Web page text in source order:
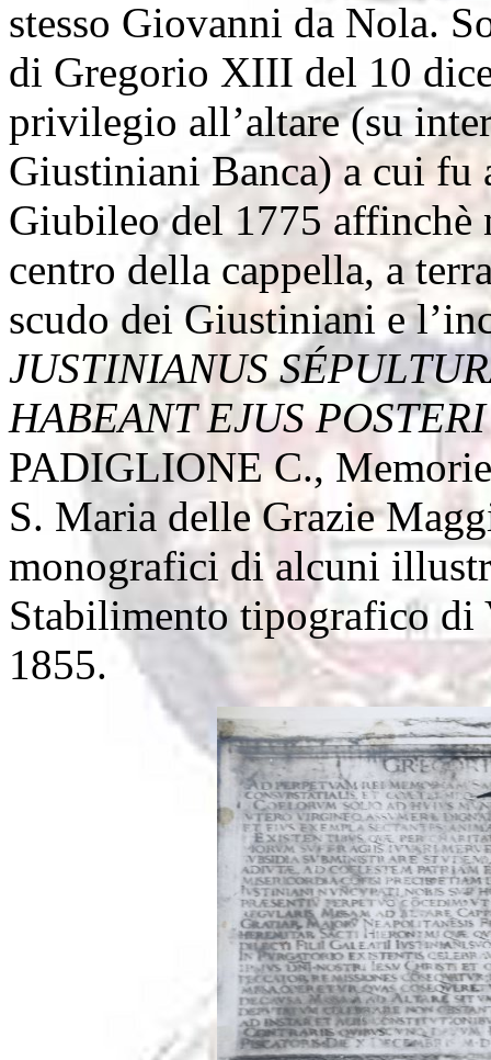
stesso Giovanni da Nola.
di Gregorio XIII del 10
privilegio all’altare (su
Giustiniani Banca) a cui fu
Giubileo del 1775 affinchè
centro della cappella, a
scudo dei Giustiniani e
JUSTINIANUS
HABEANT EJUS
PADIGLIONE C.,
S. Maria delle Grazie
monografici di alcuni
Stabilimento tipografico
1855.